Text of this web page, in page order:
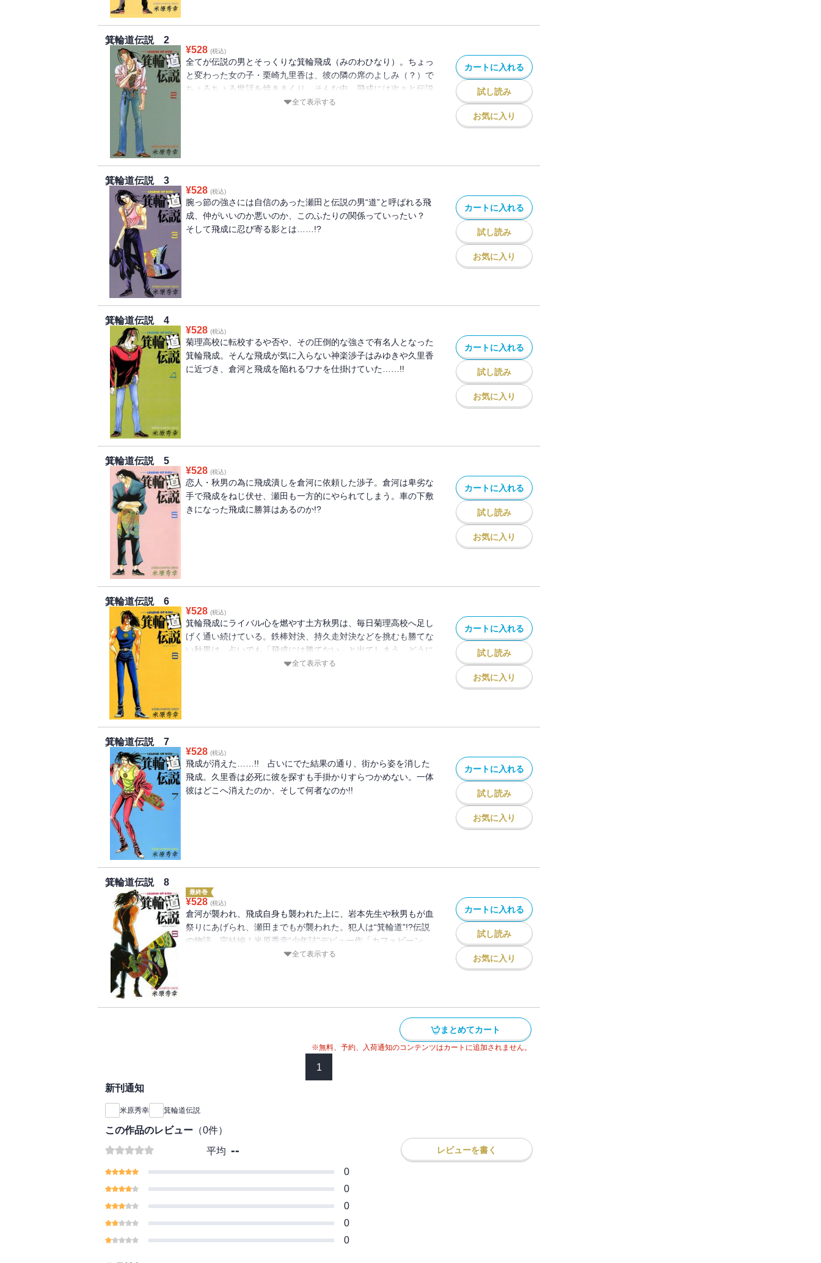
箕輪道伝説 2
¥528 (税込)
全てが伝説の男とそっくりな箕輪飛成（みのわひなり）。ちょっ
と変わった女の子・栗崎九里香は、彼の隣の席のよしみ（？）で
ちょろちょろ世話を焼きまくり。そんな中、飛成には次々と伝説
を塗り替えようとする奴らがケンカを売ってくる！
全て表示する
カートに入れる
試し読み
お気に入り
箕輪道伝説 3
¥528 (税込)
腕っ節の強さには自信のあった瀬田と伝説の男“道”と呼ばれる飛
成、仲がいいのか悪いのか、このふたりの関係っていったい？
そして飛成に忍び寄る影とは……!?
カートに入れる
試し読み
お気に入り
箕輪道伝説 4
¥528 (税込)
菊理高校に転校するや否や、その圧倒的な強さで有名人となった
箕輪飛成。そんな飛成が気に入らない神楽渉子はみゆきや久里香
に近づき、倉河と飛成を陥れるワナを仕掛けていた……!!
カートに入れる
試し読み
お気に入り
箕輪道伝説 5
¥528 (税込)
恋人・秋男の為に飛成潰しを倉河に依頼した渉子。倉河は卑劣な
手で飛成をねじ伏せ、瀬田も一方的にやられてしまう。車の下敷
きになった飛成に勝算はあるのか!?
カートに入れる
試し読み
お気に入り
箕輪道伝説 6
¥528 (税込)
箕輪飛成にライバル心を燃やす土方秋男は、毎日菊理高校へ足し
げく通い続けている。鉄棒対決、持久走対決などを挑むも勝てな
い秋男は、占いでも「飛成には勝てない」と出てしまう。どうに
かして飛成に勝ちたい秋男のとった行動とは……!?
全て表示する
カートに入れる
試し読み
お気に入り
箕輪道伝説 7
¥528 (税込)
飛成が消えた……!! 占いにでた結果の通り、街から姿を消した
飛成。久里香は必死に彼を探すも手掛かりすらつかめない。一体
彼はどこへ消えたのか、そして何者なのか!!
カートに入れる
試し読み
お気に入り
箕輪道伝説 8
最終巻
¥528 (税込)
倉河が襲われ、飛成自身も襲われた上に、岩本先生や秋男もが血
祭りにあげられ、瀬田までもが襲われた。犯人は“箕輪道”!?伝説
の物語、完結編！米原秀幸“少年誌”デビュー作「カフェビーン
全て表示する
カートに入れる
試し読み
お気に入り
まとめてカート
※無料、予約、入荷通知のコンテンツはカートに追加されません。
1
新刊通知
米原秀幸 箕輪道伝説
この作品のレビュー （0件）
平均 -- レビューを書く
0
0
0
0
0